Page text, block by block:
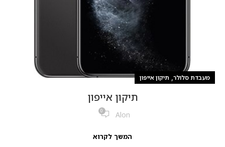
מעבדת סלולר, תיקון אייפון
תיקון אייפון
Alon
0
המשך לקרוא